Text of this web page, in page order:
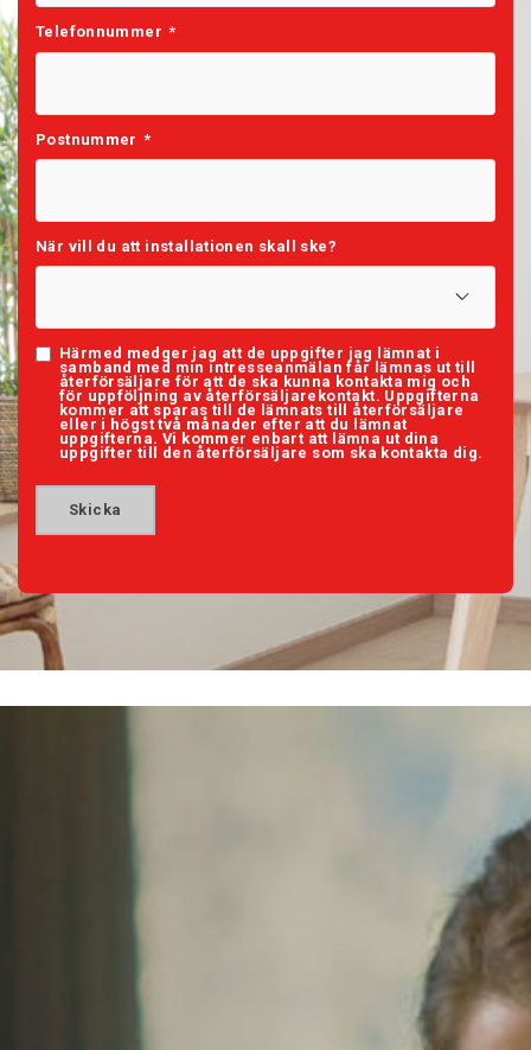
Telefonnummer *
Postnummer *
När vill du att installationen skall ske?
Härmed medger jag att de uppgifter jag lämnat i
samband med min intresseanmälan får lämnas ut till
återförsäljare för att de ska kunna kontakta mig och
för uppföljning av återförsäljarekontakt. Uppgifterna
kommer att sparas till de lämnats till återförsäljare
eller i högst två månader efter att du lämnat
uppgifterna. Vi kommer enbart att lämna ut dina
uppgifter till den återförsäljare som ska kontakta dig.